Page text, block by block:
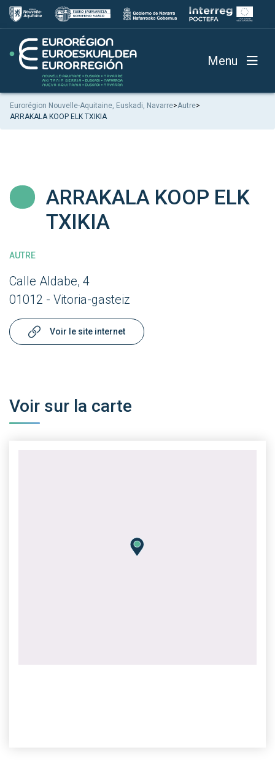
Menu
Eurorégion Nouvelle-Aquitaine, Euskadi, Navarre>Autre>
ARRAKALA KOOP ELK TXIKIA
ARRAKALA KOOP ELK
TXIKIA
AUTRE
Calle Aldabe, 4
01012 - Vitoria-gasteiz
Voir le site internet
Voir sur la carte